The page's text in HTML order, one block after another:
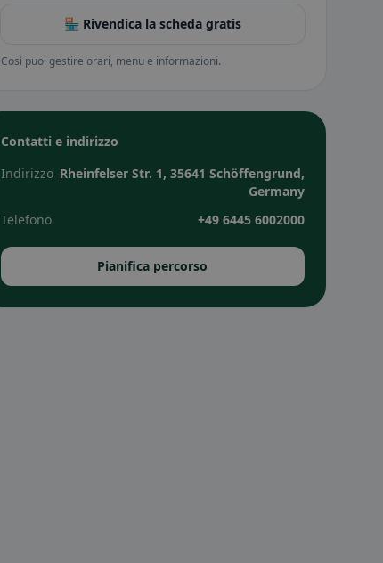
🏪 Rivendica la scheda gratis
Così puoi gestire orari, menu e informazioni.
Contatti e indirizzo
Indirizzo Rheinfelser Str. 1, 35641 Schöffengrund,
Germany
Telefono
+49 6445 6002000
Pianifica percorso